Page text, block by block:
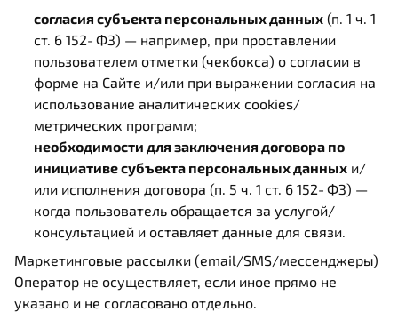
согласия субъекта персональных данных (п. 1 ч. 1
ст. 6 152‑ФЗ) — например, при проставлении
пользователем отметки (чекбокса) о согласии в
форме на Сайте и/или при выражении согласия на
использование аналитических cookies/
метрических программ;
необходимости для заключения договора по
инициативе субъекта персональных данных и/
или исполнения договора (п. 5 ч. 1 ст. 6 152‑ФЗ) —
когда пользователь обращается за услугой/
консультацией и оставляет данные для связи.
Маркетинговые рассылки (email/SMS/мессенджеры)
Оператор не осуществляет, если иное прямо не
указано и не согласовано отдельно.